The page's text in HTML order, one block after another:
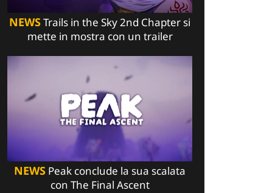
NEWSTrails in the Sky 2nd Chapter si
mette in mostra con un trailer
NEWS Peak conclude la sua scalata
con The Final Ascent